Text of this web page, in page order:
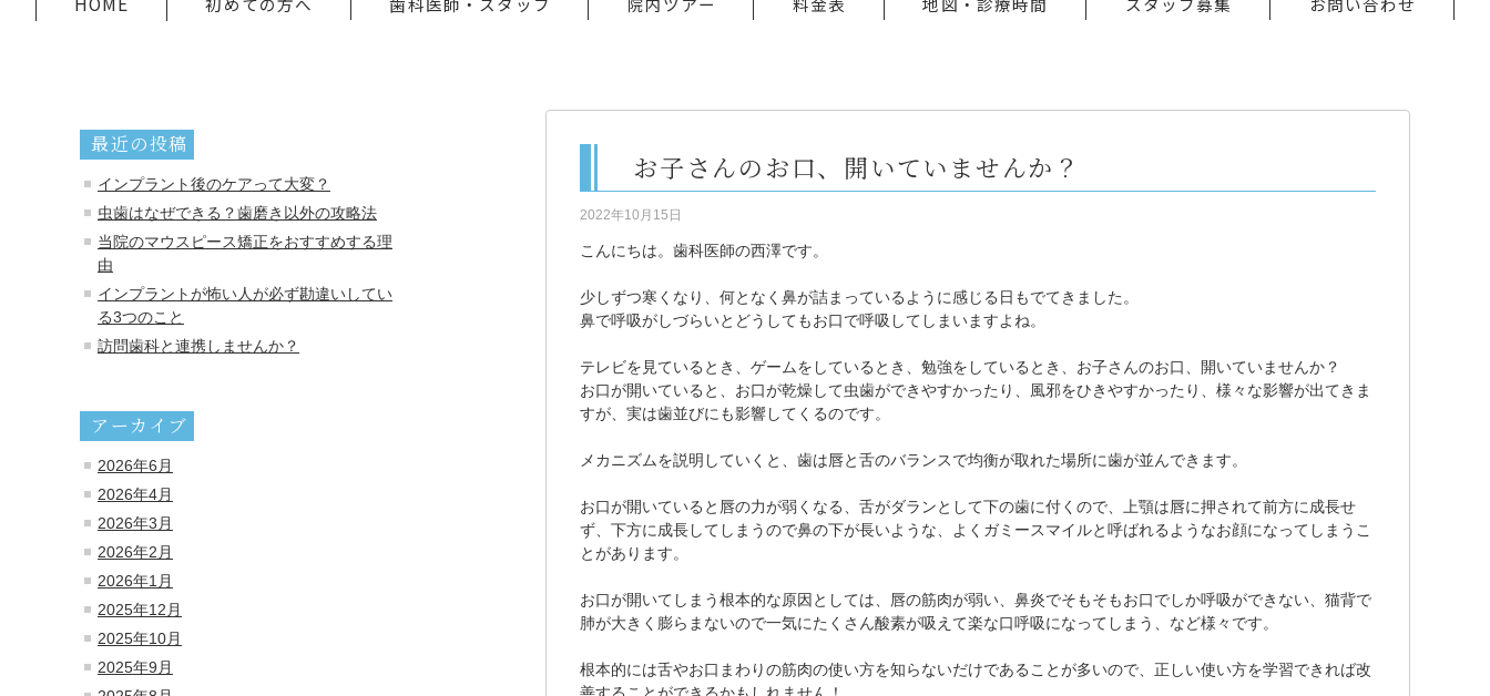
最近の投稿
インプラント後のケアって大変？
虫歯はなぜできる？歯磨き以外の攻略法
当院のマウスピース矯正をおすすめする理
由
インプラントが怖い人が必ず勘違いしてい
る3つのこと
訪問歯科と連携しませんか？
アーカイブ
2026年6月
2026年4月
2026年3月
2026年2月
2026年1月
2025年12月
2025年10月
2025年9月
お子さんのお口、開いていませんか？
2022年10月15日
こんにちは。歯科医師の西澤です。
少しずつ寒くなり、何となく鼻が詰まっているように感じる日もでてきました。
鼻で呼吸がしづらいとどうしてもお口で呼吸してしまいますよね。
テレビを見ているとき、ゲームをしているとき、勉強をしているとき、お子さんのお口、開いていませんか？
お口が開いていると、お口が乾燥して虫歯ができやすかったり、風邪をひきやすかったり、様々な影響が出てきま
すが、実は歯並びにも影響してくるのです。
メカニズムを説明していくと、歯は唇と舌のバランスで均衡が取れた場所に歯が並んできます。
お口が開いていると唇の力が弱くなる、舌がダランとして下の歯に付くので、上顎は唇に押されて前方に成長せ
ず、下方に成長してしまうので鼻の下が長いような、よくガミースマイルと呼ばれるようなお顔になってしまうこ
とがあります。
お口が開いてしまう根本的な原因としては、唇の筋肉が弱い、鼻炎でそもそもお口でしか呼吸ができない、猫背で
肺が大きく膨らまないので一気にたくさん酸素が吸えて楽な口呼吸になってしまう、など様々です。
根本的には舌やお口まわりの筋肉の使い方を知らないだけであることが多いので、正しい使い方を学習できれば改